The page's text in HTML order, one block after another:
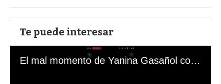
Te puede interesar
El mal momento de Yanina Gasañol con un hincha argentino en "Subrayado"